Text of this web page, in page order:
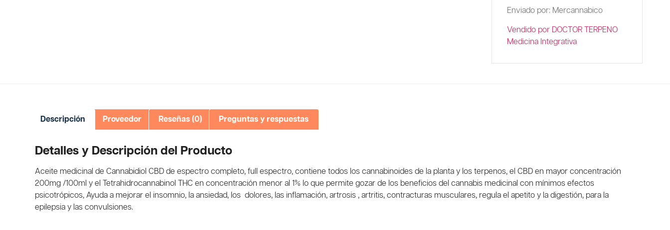
Enviado por: Mercannabico
Vendido por DOCTOR TERPENO
Medicina Integrativa
Descripción Proveedor Reseñas (0) Preguntas y respuestas
Detalles y Descripción del Producto
Aceite medicinal de Cannabidiol CBD de espectro completo, full espectro, contiene todos los cannabinoides de la planta y los terpenos, el CBD en mayor concentración
200mg /100ml y el Tetrahidrocannabinol THC en concentración menor al 1% lo que permite gozar de los beneficios del cannabis medicinal con mínimos efectos
psicotrópicos, Ayuda a mejorar el insomnio, la ansiedad, los dolores, las inflamación, artrosis , artritis, contracturas musculares, regula el apetito y la digestión, para la
epilepsia y las convulsiones.